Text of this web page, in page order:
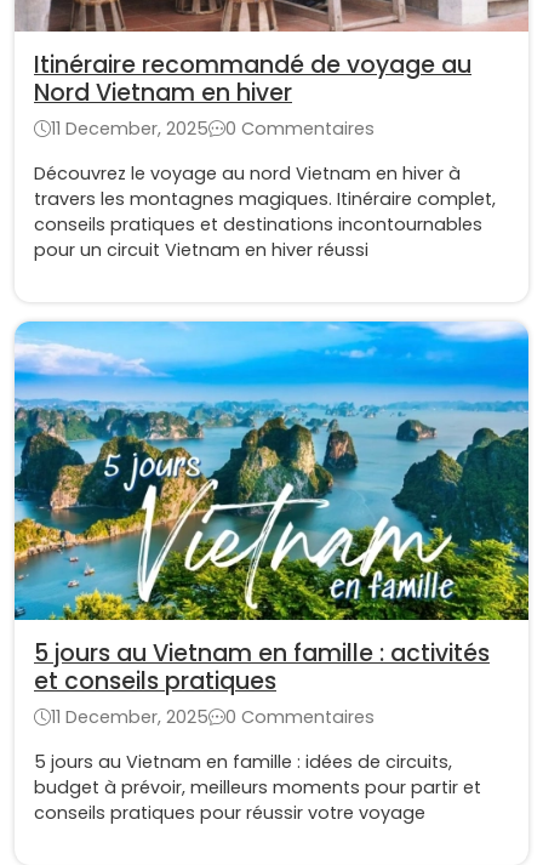
Itinéraire recommandé de voyage au
Nord Vietnam en hiver
11 December, 2025
0 Commentaires
Découvrez le voyage au nord Vietnam en hiver à
travers les montagnes magiques. Itinéraire complet,
conseils pratiques et destinations incontournables
pour un circuit Vietnam en hiver réussi
5 jours au Vietnam en famille : activités
et conseils pratiques
11 December, 2025
0 Commentaires
5 jours au Vietnam en famille : idées de circuits,
budget à prévoir, meilleurs moments pour partir et
conseils pratiques pour réussir votre voyage